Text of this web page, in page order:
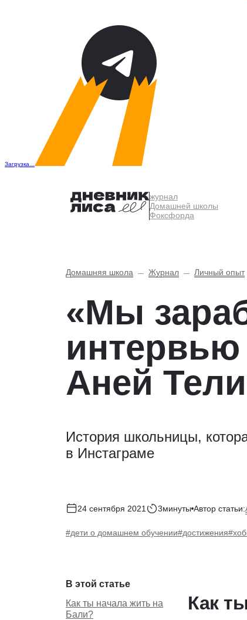
Загрузка...
журнал
Домашней школы
Фоксфорда
Домашняя школа Журнал Личный опыт
«Мы
интервью
Аней
История школьницы,
в Инстаграме
24 сентября 2021 3минуты Автор статьи:
#дети о домашнем обучении#достижения
В этой статье
Как ты начала жить на
Бали?
Как